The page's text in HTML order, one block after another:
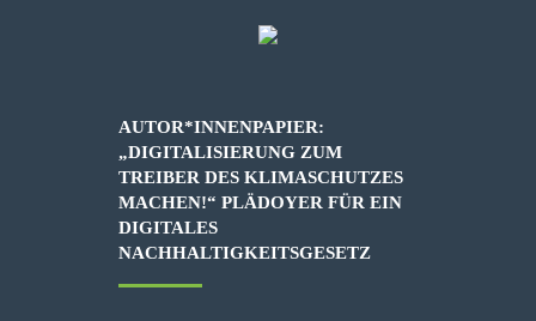
AUTOR*INNENPAPIER:
„DIGITALISIERUNG ZUM
TREIBER DES KLIMASCHUTZES
MACHEN!“ PLÄDOYER FÜR EIN
DIGITALES
NACHHALTIGKEITSGESETZ